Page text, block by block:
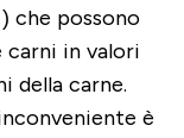
che possono
carni in valori
della carne.
è